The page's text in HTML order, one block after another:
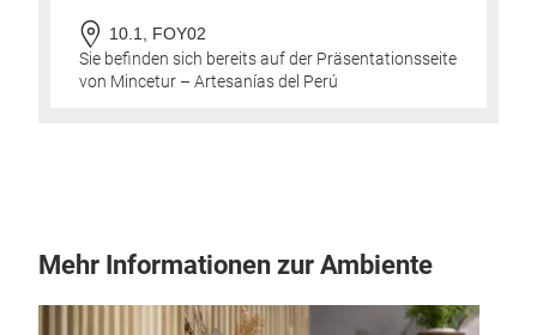
10.1, FOY02
Sie befinden sich bereits auf der Präsentationsseite
von Mincetur – Artesanías del Perú
Mehr Informationen zur Ambiente